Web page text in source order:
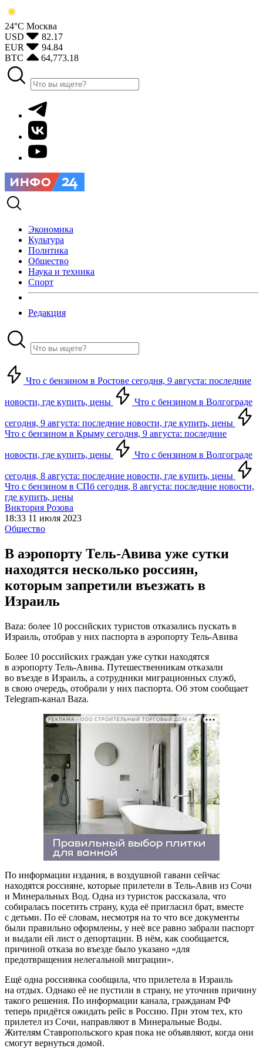
24°С Москва
USD
82.17
EUR
94.84
BTC
64,773.18
Экономика
Культура
Политика
Общество
Наука и техника
Спорт
Редакция
Что с бензином в Ростове сегодня, 9 августа: последние
новости, где купить, цены Что с бензином в Волгограде
сегодня, 9 августа: последние новости, где купить, цены
Что с бензином в Крыму сегодня, 9 августа: последние
новости, где купить, цены Что с бензином в Волгограде
сегодня, 8 августа: последние новости, где купить, цены
Что с бензином в СПб сегодня, 8 августа: последние новости,
где купить, цены
Виктория Розова
18:33 11 июля 2023
Общество
В аэропорту Тель-Авива уже сутки
находятся несколько россиян,
которым запретили въезжать в
Израиль
Baza: более 10 российских туристов отказались пускать в
Израиль, отобрав у них паспорта в аэропорту Тель-Авива
Более 10 российских граждан уже сутки находятся
в аэропорту Тель-Авива. Путешественникам отказали
во въезде в Израиль, а сотрудники миграционных служб,
в свою очередь, отобрали у них паспорта. Об этом сообщает
Telegram-канал Baza.
РЕКЛАМА • ООО СТРОИТЕЛЬНЫЙ ТОРГОВЫЙ ДОМ «ПЕТРОВИЧ». ИНН: 7802348846
По информации издания, в воздушной гавани сейчас
находятся россияне, которые прилетели в Тель-Авив из Сочи
и Минеральных Вод. Одна из туристок рассказала, что
собиралась посетить страну, куда её пригласил брат, вместе
с детьми. По её словам, несмотря на то что все документы
были правильно оформлены, у неё все равно забрали паспорт
и выдали ей лист о депортации. В нём, как сообщается,
причиной отказа во въезде было указано «для
предотвращения нелегальной миграции».
Ещё одна россиянка сообщила, что прилетела в Израиль
на отдых. Однако её не пустили в страну, не уточнив причину
такого решения. По информации канала, гражданам РФ
теперь придётся ожидать рейс в Россию. При этом тех, кто
прилетел из Сочи, направляют в Минеральные Воды.
Жителям Ставропольского края пока не объявляют, когда они
смогут вернуться домой.